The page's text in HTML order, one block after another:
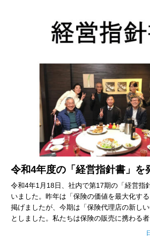
令和4年度の「経営指針書」を
令和4年1月18日、社内で第17期の「経営指
いました。昨年は「保険の価値を最大化す
掲げましたが、今期は「保険代理店の新しい
としました。私たちは保険の販売に携わる